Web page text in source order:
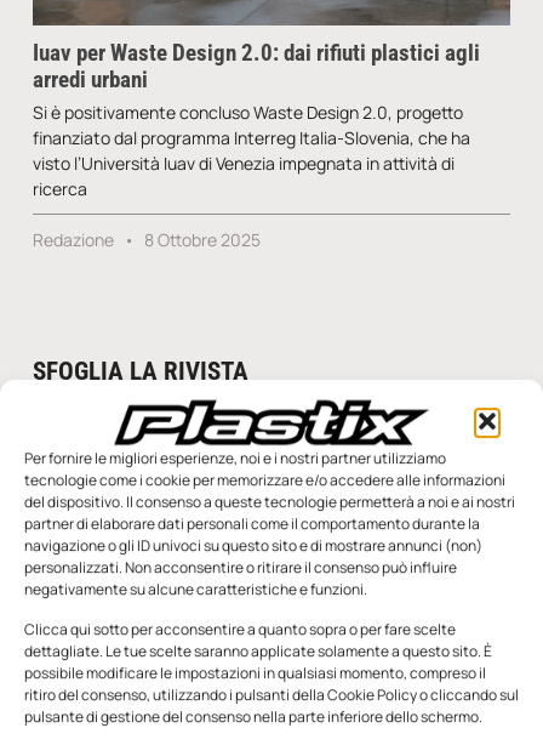
Per fornire le migliori esperienze, noi e i nostri partner utilizziamo
tecnologie come i cookie per memorizzare e/o accedere alle informazioni
del dispositivo. Il consenso a queste tecnologie permetterà a noi e ai nostri
partner di elaborare dati personali come il comportamento durante la
navigazione o gli ID univoci su questo sito e di mostrare annunci (non)
personalizzati. Non acconsentire o ritirare il consenso può influire
negativamente su alcune caratteristiche e funzioni.
Clicca qui sotto per acconsentire a quanto sopra o per fare scelte
dettagliate. Le tue scelte saranno applicate solamente a questo sito. È
possibile modificare le impostazioni in qualsiasi momento, compreso il
ritiro del consenso, utilizzando i pulsanti della Cookie Policy o cliccando sul
pulsante di gestione del consenso nella parte inferiore dello schermo.
Iuav per Waste Design 2.0: dai rifiuti plastici agli
arredi urbani
Si è positivamente concluso Waste Design 2.0, progetto
finanziato dal programma Interreg Italia-Slovenia, che ha
visto l’Università Iuav di Venezia impegnata in attività di
ricerca
Redazione 8 Ottobre 2025
SFOGLIA LA RIVISTA
Edicola Web
Notizie da Meccanicanews